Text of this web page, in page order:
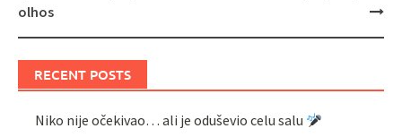
olhos
RECENT POSTS
Niko nije očekivao… ali je oduševio celu salu